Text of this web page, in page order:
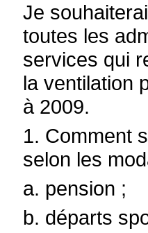
Je
toutes les
services qui
la ventilation
à 2009.
1. Comment
selon les
a. pension ;
b. départs